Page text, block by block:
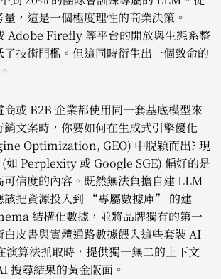
，這是一個極度理性的商業決策。
Adobe Firefly 等平台的開放與生態系整
技術門檻。但這同時衍生出一個致命的
或 B2B 企業都使用同一套基底模型來
文案時，你要如何在生成式引擎優化
Optimization, GEO) 中脫穎而出? 現
如 Perplexity 或 Google SGE) 偏好的是
可信度的內容。既然無法負擔自建 LLM
該把資源投入到 “專屬數據庫” 的建
結構化數據，並將品牌獨有的第一
皮書與實體通路數據餵入這些套裝 AI
演算法抓取時，提供獨一無二的上下文
搜尋結果的黃金版面。